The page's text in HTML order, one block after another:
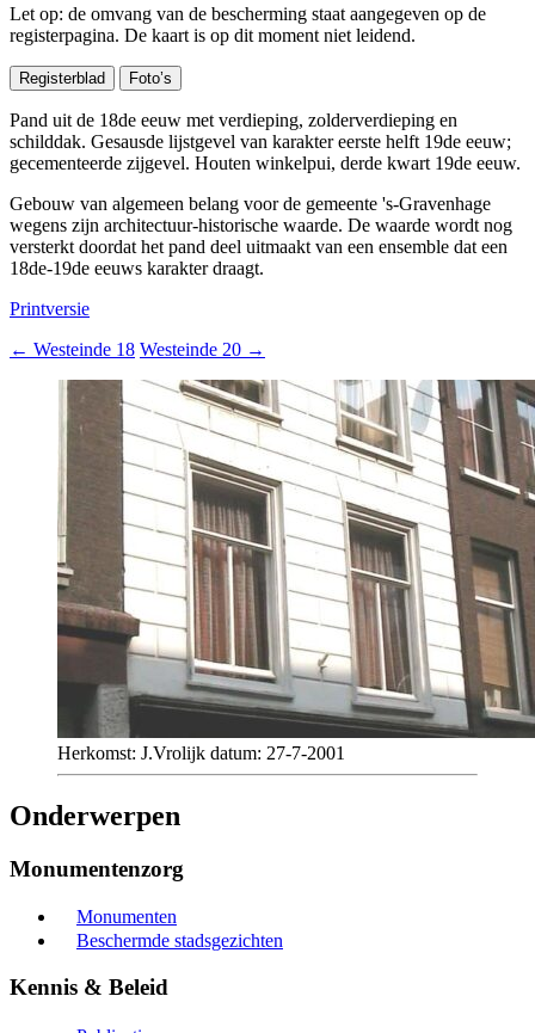
Let op: de omvang van de bescherming staat aangegeven op de
registerpagina. De kaart is op dit moment niet leidend.
Registerblad Foto’s
Pand uit de 18de eeuw met verdieping, zolderverdieping en
schilddak. Gesausde lijstgevel van karakter eerste helft 19de eeuw;
gecementeerde zijgevel. Houten winkelpui, derde kwart 19de eeuw.
Gebouw van algemeen belang voor de gemeente 's-Gravenhage
wegens zijn architectuur-historische waarde. De waarde wordt nog
versterkt doordat het pand deel uitmaakt van een ensemble dat een
18de-19de eeuws karakter draagt.
Printversie
← Westeinde 18 Westeinde 20 →
Herkomst: J.Vrolijk datum: 27-7-2001
Onderwerpen
Monumentenzorg
Monumenten
Beschermde stadsgezichten
Kennis & Beleid